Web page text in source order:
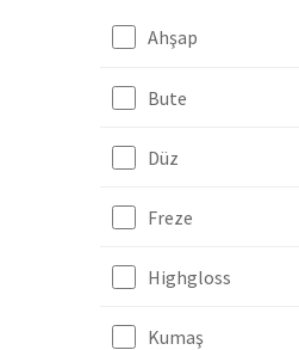
Ahşap
Bute
Düz
Freze
Highgloss
Kumaş